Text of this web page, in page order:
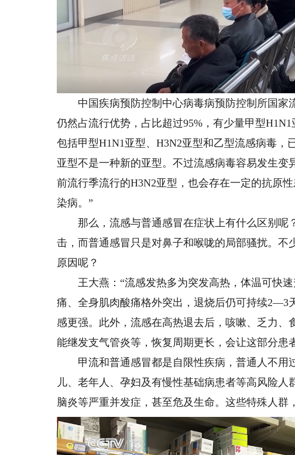
中国疾病预防控制中心病毒病预防控制所国家
仍然占流行优势，占比超过95%，有少量甲型
包括甲型H1N1亚型、H3N2亚型和乙型流感病毒
亚型不是一种新的亚型。不过流感病毒容易发生变
前流行季流行的H3N2亚型，也会存在一定的抗原
染病。”
那么，流感与普通感冒在症状上有什么区别呢
击，而普通感冒只是对鼻子和喉咙的局部骚扰。
原因呢？
王大燕：“流感发热多为突发高热，体温可快
痛、全身肌肉酸痛格外突出，退烧后仍可持续2—3
感更强。此外，流感在高热退去后，咳嗽、乏力
能继发支气管炎等，恢复周期更长，会让这部分患
甲流和普通感冒都是自限性疾病，普通人不用
儿、老年人、孕妇及有慢性基础病患者等高风险人
脑炎等严重并发症，甚至危及生命。这些特殊人群